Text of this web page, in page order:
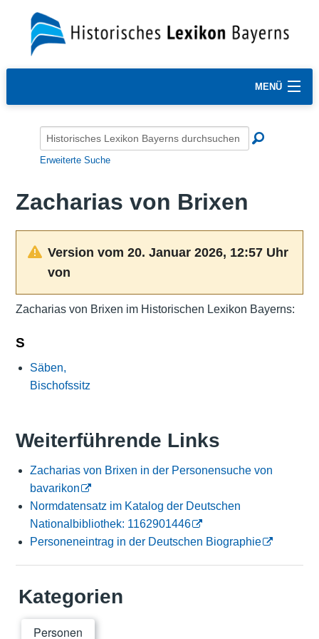
MENÜ
Erweiterte Suche
Zacharias von Brixen
Version vom 20. Januar 2026, 12:57 Uhr
von
Zacharias von Brixen im Historischen Lexikon Bayerns:
S
Säben,
Bischofssitz
Weiterführende Links
Zacharias von Brixen in der Personensuche von
bavarikon
Normdatensatz im Katalog der Deutschen
Nationalbibliothek: 1162901446
Personeneintrag in der Deutschen Biographie
Kategorien
Personen